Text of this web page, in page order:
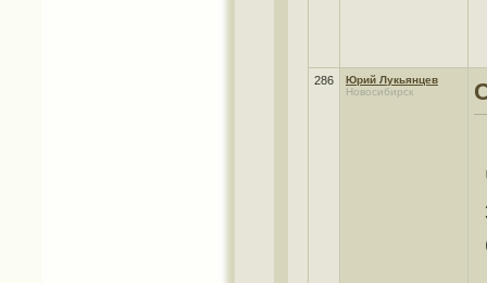
286
Юрий Лукьянцев
Новосибирск